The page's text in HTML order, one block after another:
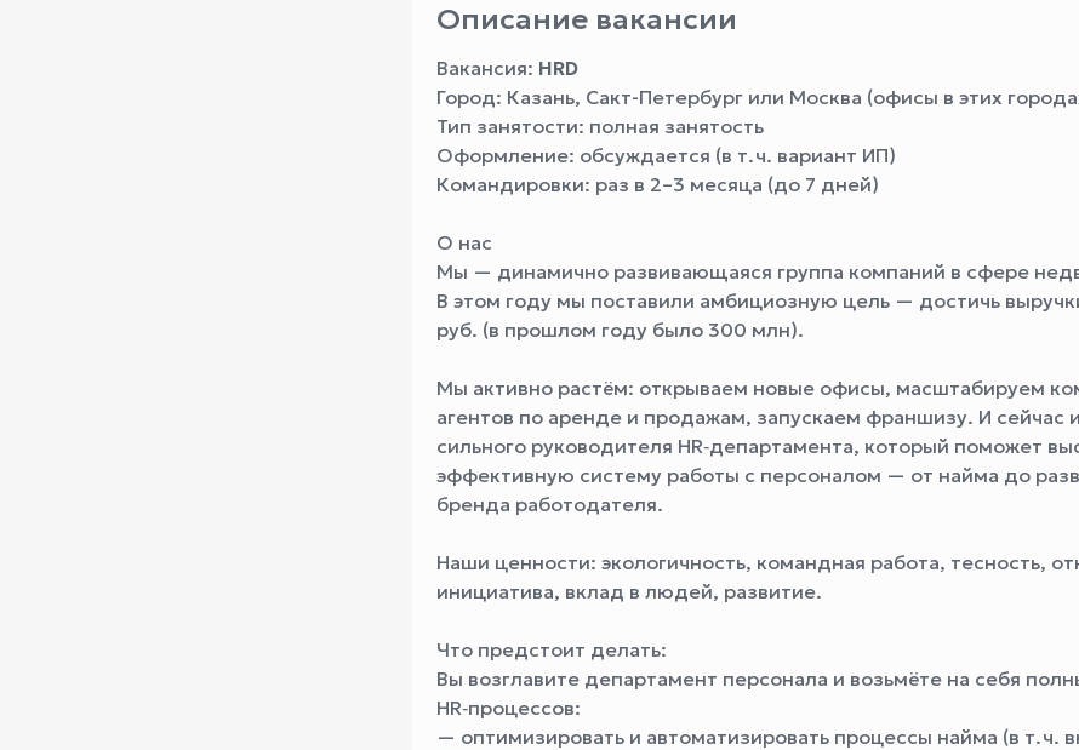
Описание вакансии
Вакансия: HRD
Город: Казань, Сакт-Петербург или Москва (офисы в этих
Тип занятости: полная занятость
Оформление: обсуждается (в т. ч. вариант ИП)
Командировки: раз в 2–3 месяца (до 7 дней)
О нас
Мы — динамично развивающаяся группа компаний в сфере
В этом году мы поставили амбициозную цель — достичь
руб. (в прошлом году было 300 млн).
Мы активно растём: открываем новые офисы, масштабируем
агентов по аренде и продажам, запускаем франшизу. И сейчас
сильного руководителя HR‑департамента, который поможет
эффективную систему работы с персоналом — от найма до
бренда работодателя.
Наши ценности: экологичность, командная работа, тесность,
инициатива, вклад в людей, развитие.
Что предстоит делать:
Вы возглавите департамент персонала и возьмёте на себя
HR‑процессов:
— оптимизировать и автоматизировать процессы найма (в т. ч.